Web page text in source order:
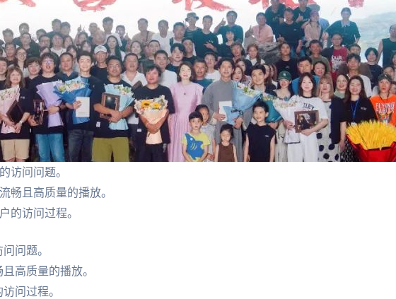
访问问题。
畅且高质量的播放。
的访问过程。
问题。
高质量的播放。
问过程。